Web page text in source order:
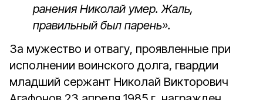
ранения Николай умер. Жаль,
правильный был парень».
За мужество и отвагу, проявленные при
исполнении воинского долга, гвардии
младший сержант Николай Викторович